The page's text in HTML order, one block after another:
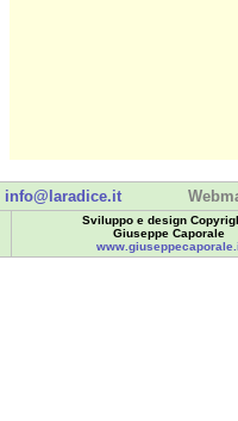
info@laradice.it
Sviluppo e design
Giuseppe Caporale